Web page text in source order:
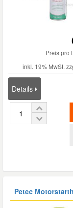
Preis pro
inkl. 19% MwSt.
Details
Petec